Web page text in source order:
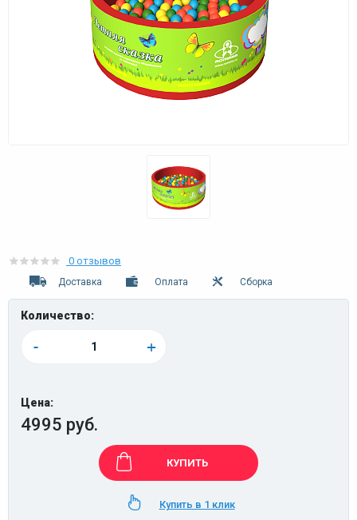
0 отзывов
Доставка Оплата Сборка
Количество:
- +
Цена:
4995 руб.
КУПИТЬ
Купить в 1 клик